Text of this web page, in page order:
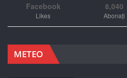
Facebook
Likes
8,040
Abonați
METEO